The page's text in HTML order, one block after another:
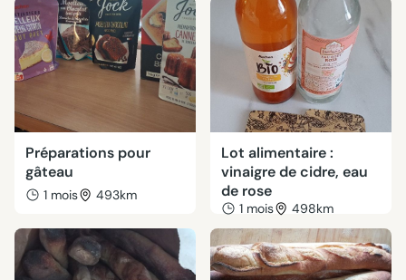
Préparations pour
gâteau
1 mois 493km
Lot alimentaire :
vinaigre de cidre, eau
de rose
1 mois 498km